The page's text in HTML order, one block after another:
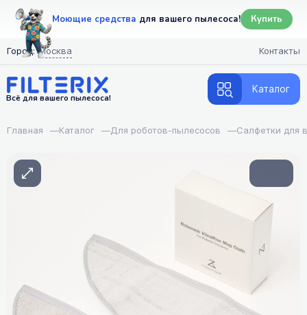
Моющие средства для вашего пылесоса! Купить
Город: Москва Контакты
Всё для вашего пылесоса!
Каталог
Главная —Каталог —Для роботов-пылесосов —Салфетки для